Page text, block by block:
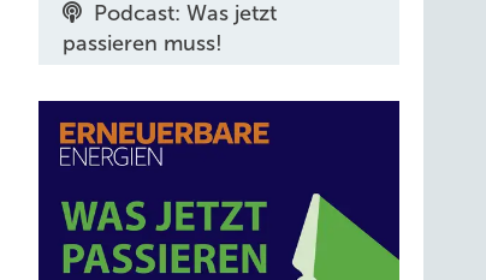
Podcast: Was jetzt
passieren muss!